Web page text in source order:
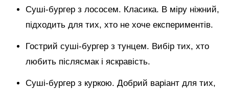
Суші-бургер з лососем. Класика. В міру ніжний,
підходить для тих, хто не хоче експериментів.
Гострий суші-бургер з тунцем. Вибір тих, хто
любить післясмак і яскравість.
Суші-бургер з куркою. Добрий варіант для тих,